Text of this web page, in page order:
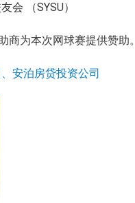
会 （SYSU）
商为本次网球赛提供赞助。
安泊房贷投资公司